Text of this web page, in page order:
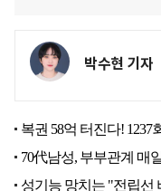
박수현 기자